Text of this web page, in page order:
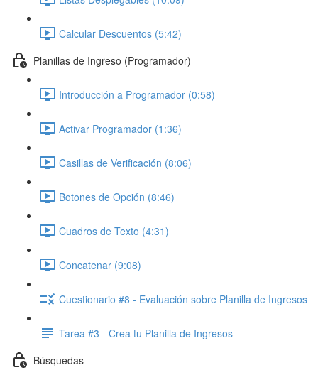
Calcular Descuentos (5:42)
Planillas de Ingreso (Programador)
Introducción a Programador (0:58)
Activar Programador (1:36)
Casillas de Verificación (8:06)
Botones de Opción (8:46)
Cuadros de Texto (4:31)
Concatenar (9:08)
Cuestionario #8 - Evaluación sobre Planilla de Ingresos
Tarea #3 - Crea tu Planilla de Ingresos
Búsquedas